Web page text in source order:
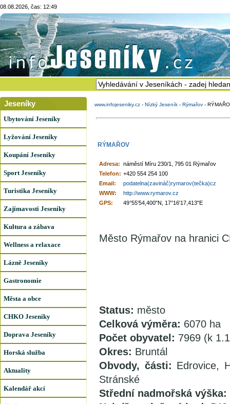
08.08.2026, čas: 12:49
Jeseníky
Ubytování Jeseníky
Lyžování Jeseníky
Koupání Jeseníky
Sport Jeseníky
Turistika Jeseníky
Zajímavosti Jeseníky
Kultura a zábava
Wellness a relaxace
Lázně Jeseníky
Gastronomie
Města a obce
CHKO Jeseníky
Doprava Jeseníky
Horská služba
Aktuality
Kalendář akcí
www.infojeseniky.cz - Nízký Jeseník - Rýmařov -
RÝMAŘOV
Adresa: náměstí Míru 230/1, 795 01 Rýmařov
Telefon: +420 554 254 100
Email:
podatelna(zavináč)rymarov(tečka)cz
WWW:
http://www.rymarov.cz
GPS:
49°55'54,400"N, 17°16'17,413"E
Město Rýmařov na hranici
Status: město
Celková výměra: 6070 ha
Počet obyvatel: 7969 (k
Okres: Bruntál
Obvody, části: Edrovice,
Stránské
Střední nadmořská výška: